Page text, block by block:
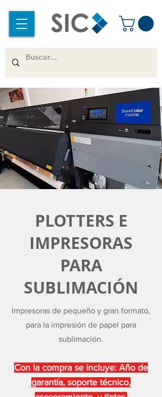
PLOTTERS E
IMPRESORAS
PARA
SUBLIMACIÓN
Impresoras de pequeño y gran formato,
para la impresión de papel para
sublimación.
Con la compra se incluye: Año de
garantía, soporte técnico,